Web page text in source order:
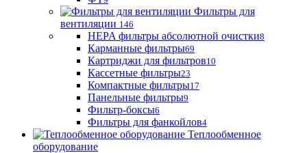
Фильтры для
вентиляции 146
HEPA фильтры абсолютной очистки8
Карманные фильтры69
Картриджи для фильтров10
Кассетные фильтры23
Компактные фильтры17
Панельные фильтры9
Фильтр-боксы6
Фильтры для фанкойлов4
Теплообменное
оборудование